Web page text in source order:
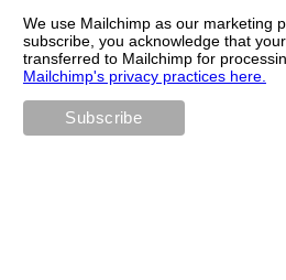
We use Mailchimp as our marketing
subscribe, you acknowledge that
transferred to Mailchimp for
Mailchimp's privacy practices here.